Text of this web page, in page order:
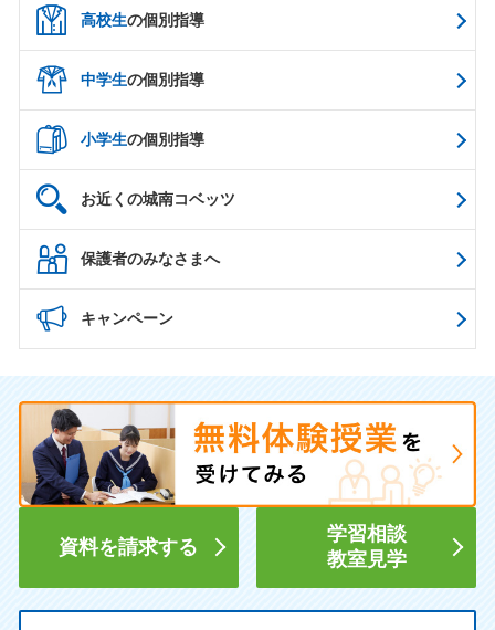
高校生の個別指導
中学生の個別指導
小学生の個別指導
お近くの城南コベッツ
保護者のみなさまへ
キャンペーン
資料を請求する
学習相談
教室見学